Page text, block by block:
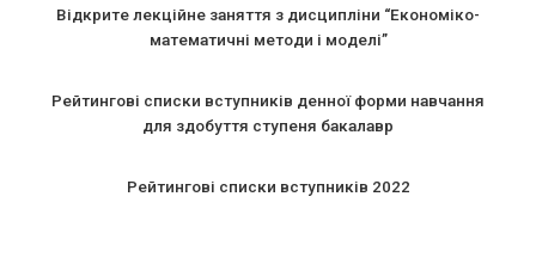
Відкрите лекційне заняття з дисципліни “Економіко-
математичні методи і моделі”
Рейтингові списки вступників денної форми навчання
для здобуття ступеня бакалавр
Рейтингові списки вступників 2022